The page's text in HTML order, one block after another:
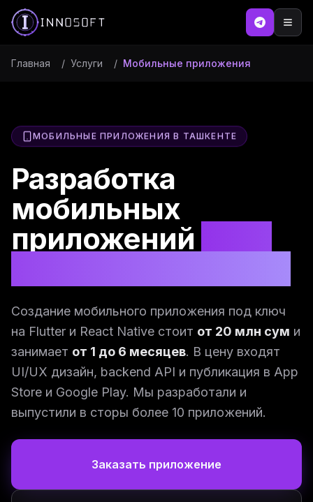
Главная / Услуги / Мобильные приложения
МОБИЛЬНЫЕ ПРИЛОЖЕНИЯ В ТАШКЕНТЕ
Разработка
мобильных
приложений
Создание мобильного приложения под ключ
на Flutter и React Native стоит от 20 млн сум и
занимает от 1 до 6 месяцев. В цену входят
UI/UX дизайн, backend API и публикация в App
Store и Google Play. Мы разработали и
выпустили в сторы более 10 приложений.
Заказать приложение